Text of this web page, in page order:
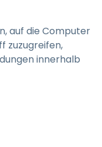
auf die Computer
zuzugreifen,
innerhalb